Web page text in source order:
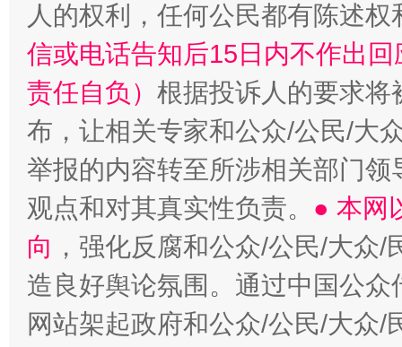
完善运行机制助力责任有效落实 一纸欠
东山县通报“牛蛙产品抗生素超标问题” 法
人的权利，任何公民都有陈述
信或电话告知后15日内不作出
责任自负） 根据投诉人的要求将
布，让相关专家和公众/公民/大
举报的内容转至所涉相关部门
观点和对其真实性负责。 ● 本网
向 ，强化反腐和公众/公民/大众
造良好舆论氛围。通过中国公
网站架起政府和公众/公民/大众